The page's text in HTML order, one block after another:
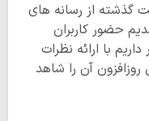
ایران و جهان در ۲۴ ساعت گذشته از رسانه های
حضور کاربران
با ارائه نظرات
آن را شاهد